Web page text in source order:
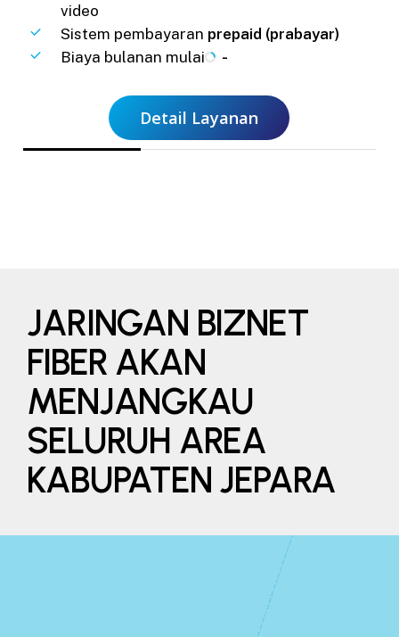
video
Sistem pembayaran prepaid (prabayar)
Biaya bulanan mulai
-
Detail Layanan
JARINGAN BIZNET
FIBER AKAN
MENJANGKAU
SELURUH AREA
KABUPATEN JEPARA